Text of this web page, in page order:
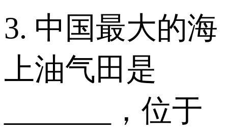
3. 中国最大的海
上油气田是
_______，位于